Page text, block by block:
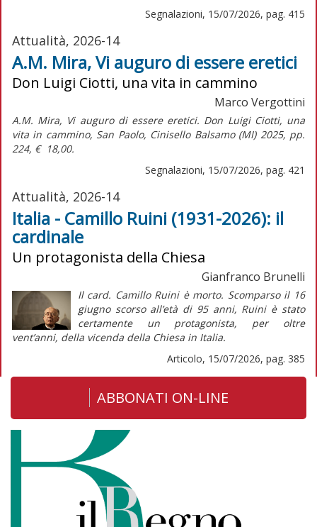
Segnalazioni, 15/07/2026, pag. 415
Attualità, 2026-14
A.M. Mira, Vi auguro di essere eretici
Don Luigi Ciotti, una vita in cammino
Marco Vergottini
A.M. Mira, Vi auguro di essere eretici. Don Luigi Ciotti, una
vita in cammino, San Paolo, Cinisello Balsamo (MI) 2025, pp.
224, € 18,00.
Segnalazioni, 15/07/2026, pag. 421
Attualità, 2026-14
Italia - Camillo Ruini (1931-2026): il
cardinale
Un protagonista della Chiesa
Gianfranco Brunelli
Il card. Camillo Ruini è morto. Scomparso il 16
giugno scorso all’età di 95 anni, Ruini è stato
certamente un protagonista, per oltre
vent’anni, della vicenda della Chiesa in Italia.
Articolo, 15/07/2026, pag. 385
ABBONATI ON-LINE